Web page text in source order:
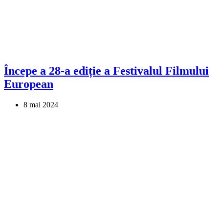
Începe a 28-a ediție a Festivalul Filmului
European
8 mai 2024